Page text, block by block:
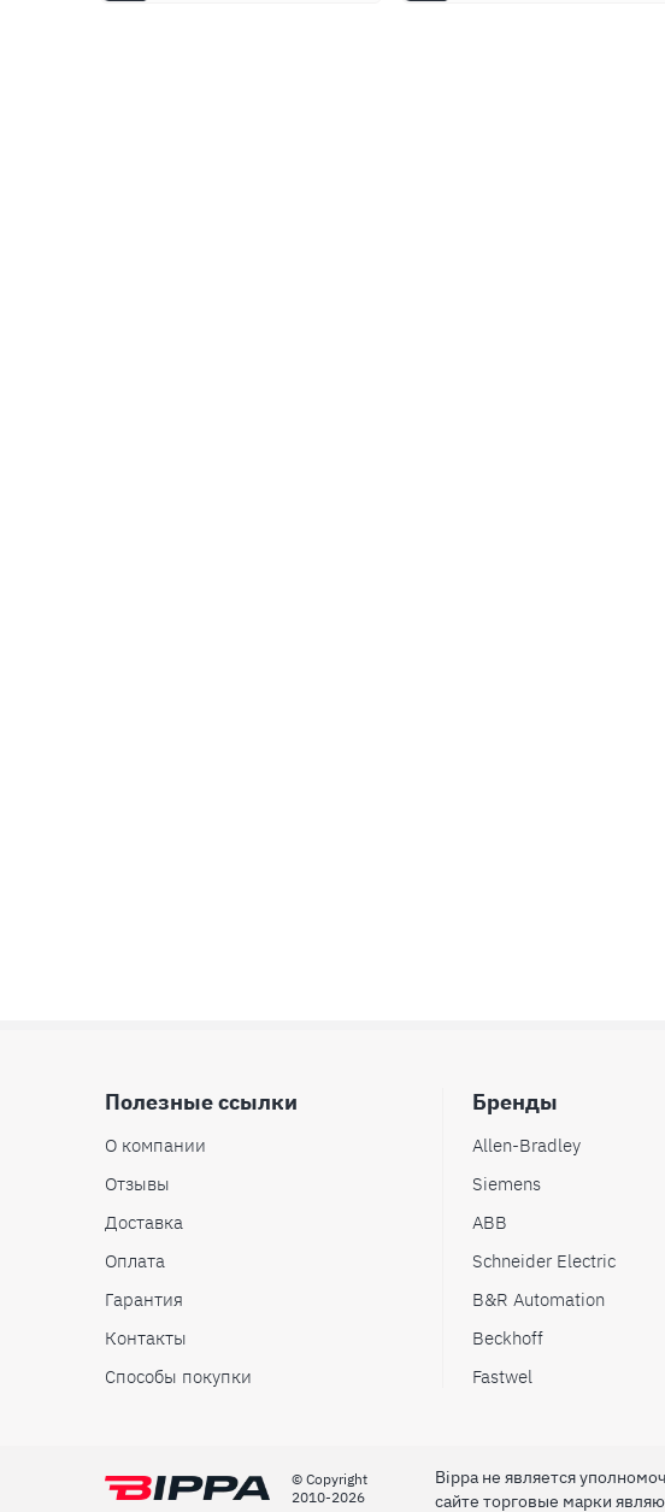
Полезные ссылки
О компании
Отзывы
Доставка
Оплата
Гарантия
Контакты
Способы покупки
Бренды
Allen-Bradley
Siemens
ABB
Schneider Electric
B&R Automation
Beckhoff
Fastwel
© Сopyright
2010-2026
Bippa не является
сайте торговые марки